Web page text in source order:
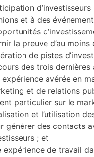
et à des
la preuve d’au
de pistes
des trois dernières
expérience avérée en
et de relations
particulier sur le
et l’utilisation
générer des contacts
; et
expérience de travail